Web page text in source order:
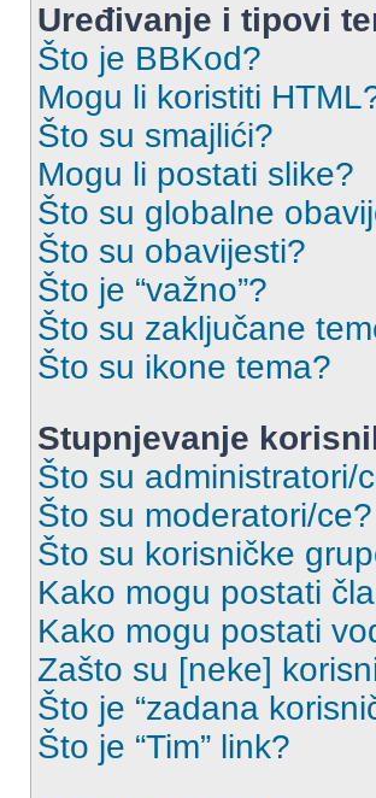
Uređivanje i tipovi
Što je BBKod?
Mogu li koristiti
Što su smajlići?
Mogu li postati slike?
Što su globalne
Što su obavijesti?
Što je “važno”?
Što su zaključane
Što su ikone tema?
Stupnjevanje
Što su administratori/
Što su moderatori/ce?
Što su korisničke
Kako mogu postati
Kako mogu postati
Zašto su [neke]
Što je “zadana
Što je “Tim” link?